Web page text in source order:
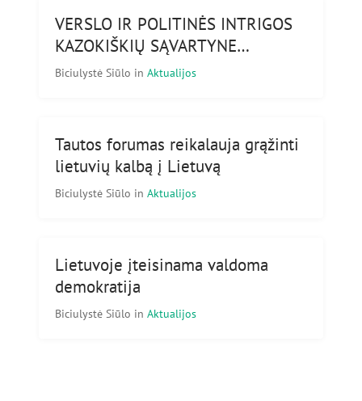
VERSLO IR POLITINĖS INTRIGOS
KAZOKIŠKIŲ SĄVARTYNE…
Biciulystė Siūlo in Aktualijos
Tautos forumas reikalauja grąžinti
lietuvių kalbą į Lietuvą
Biciulystė Siūlo in Aktualijos
Lietuvoje įteisinama valdoma
demokratija
Biciulystė Siūlo in Aktualijos